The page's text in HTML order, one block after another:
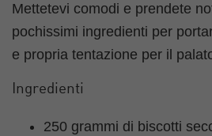
Mettetevi comodi e prendete
pochissimi ingredienti per
e propria tentazione per il
Ingredienti
250 grammi di biscotti